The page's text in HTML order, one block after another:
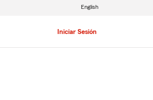
Iniciar Sesión
English